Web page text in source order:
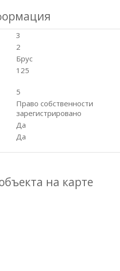
3
2
Брус
125
5
Право собственности
зарегистрировано
Да
Да
на карте